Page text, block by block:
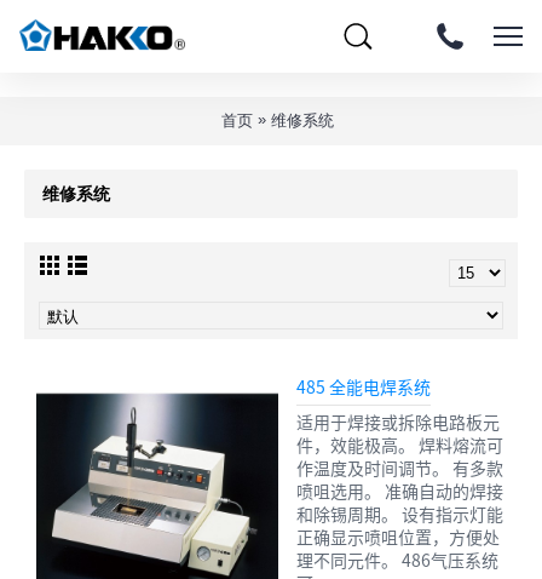
首页» 维修系统
维修系统
485 全能电焊系统
适用于焊接或拆除电路板元
件，效能极高。 焊料熔流可
作温度及时间调节。 有多款
喷咀选用。 准确自动的焊接
和除锡周期。 设有指示灯能
正确显示喷咀位置，方便处
理不同元件。 486气压系统